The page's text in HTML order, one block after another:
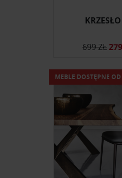
699 ZŁ
MEBLE DOSTĘPNE OD